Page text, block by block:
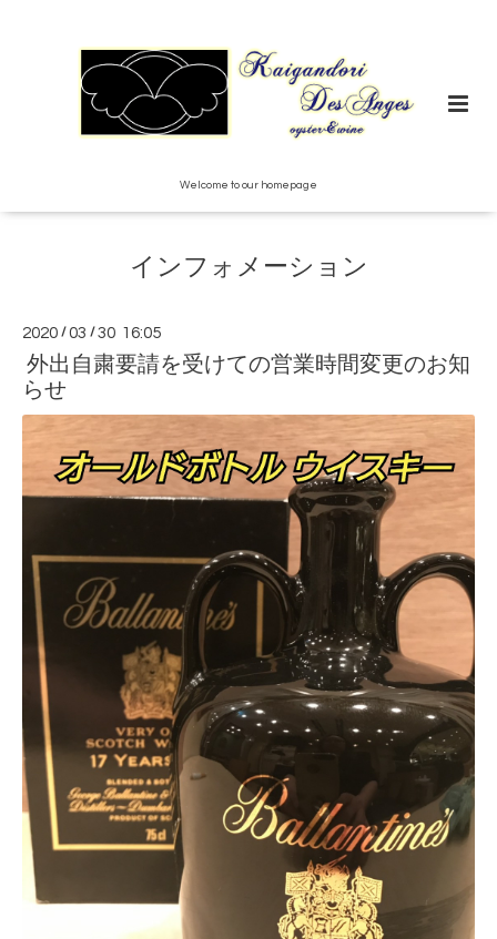
Welcome to our homepage
インフォメーション
2020 /03 /30 16:05
外出自粛要請を受けての営業時間変更のお知
らせ